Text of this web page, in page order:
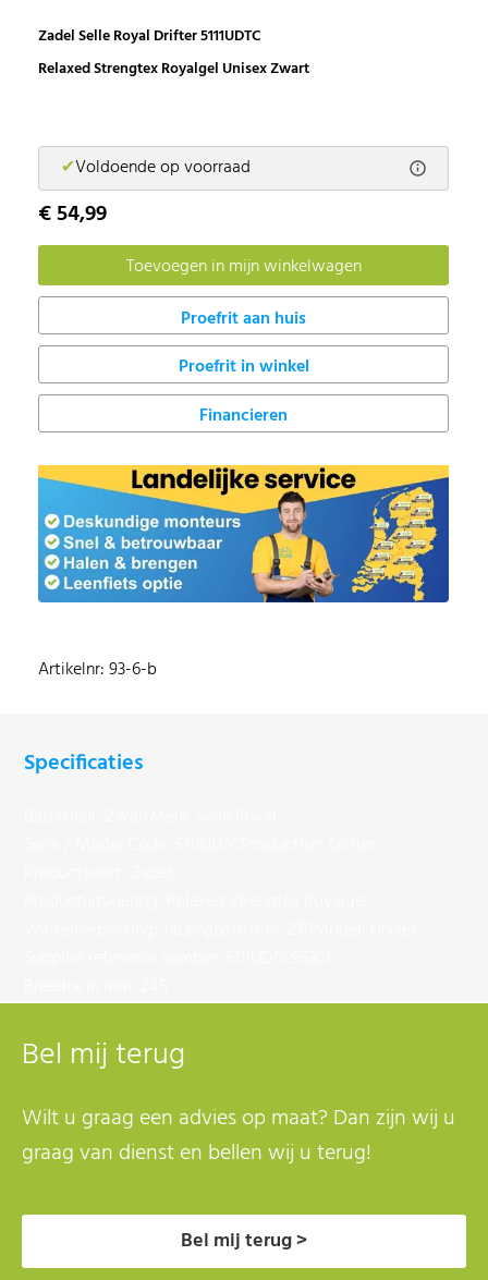
Zadel Selle Royal Drifter 5111UDTC
Relaxed Strengtex Royalgel Unisex Zwart
✔Voldoende op voorraad
€ 54,99
Proefrit in winkel
Financieren
Artikelnr: 93-6-b
Specificaties
Bel mij terug
Wilt u graag een advies op maat? Dan zijn wij u
graag van dienst en bellen wij u terug!
Bel mij terug >